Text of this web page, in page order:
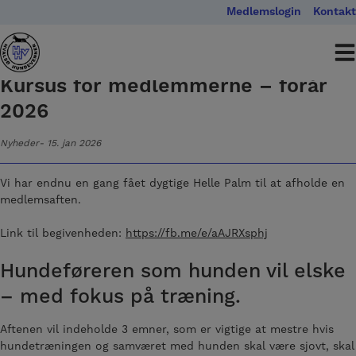
indholdet
Medlemslogin Kontakt
Kursus for medlemmerne – forår
2026
Nyheder 15. jan 2026
Vi har endnu en gang fået dygtige Helle Palm til at afholde en
medlemsaften.
Link til begivenheden: https://fb.me/e/aAJRXsphj
Hundeføreren som hunden vil elske
– med fokus på træning.
Aftenen vil indeholde 3 emner, som er vigtige at mestre hvis
hundetræningen og samværet med hunden skal være sjovt, skal